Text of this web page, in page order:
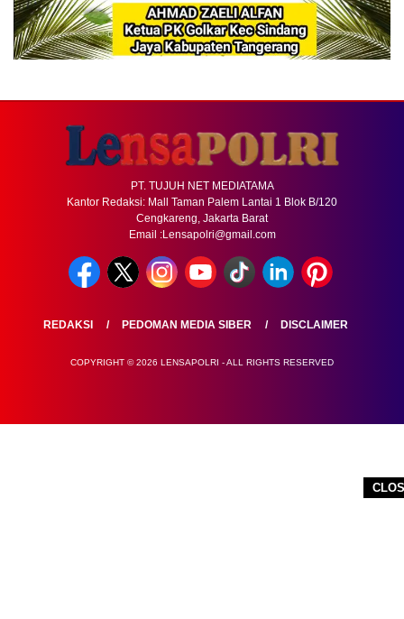
PT. TUJUH NET MEDIATAMA
Kantor Redaksi: Mall Taman Palem Lantai 1 Blok B/120
Cengkareng, Jakarta Barat
Email :Lensapolri@gmail.com
REDAKSI PEDOMAN MEDIA SIBER DISCLAIMER
COPYRIGHT © 2026 LENSAPOLRI - ALL RIGHTS RESERVED